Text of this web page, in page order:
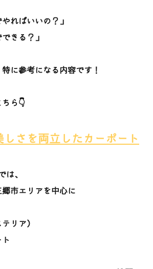
ればいいの？」
きる？」
に参考になる内容です！
ら👇
しさを両立したカーポート
は、
市エリアを中心に
リア）